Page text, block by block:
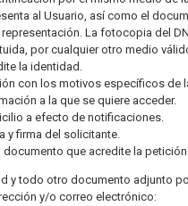
al Usuario, así como el
representación. La fotocopia del
por cualquier otro medio
la identidad.
con los motivos específicos de
a la que se quiere acceder.
a efecto de notificaciones.
y firma del solicitante.
documento que acredite la
y todo otro documento adjunto
y/o correo electrónico: